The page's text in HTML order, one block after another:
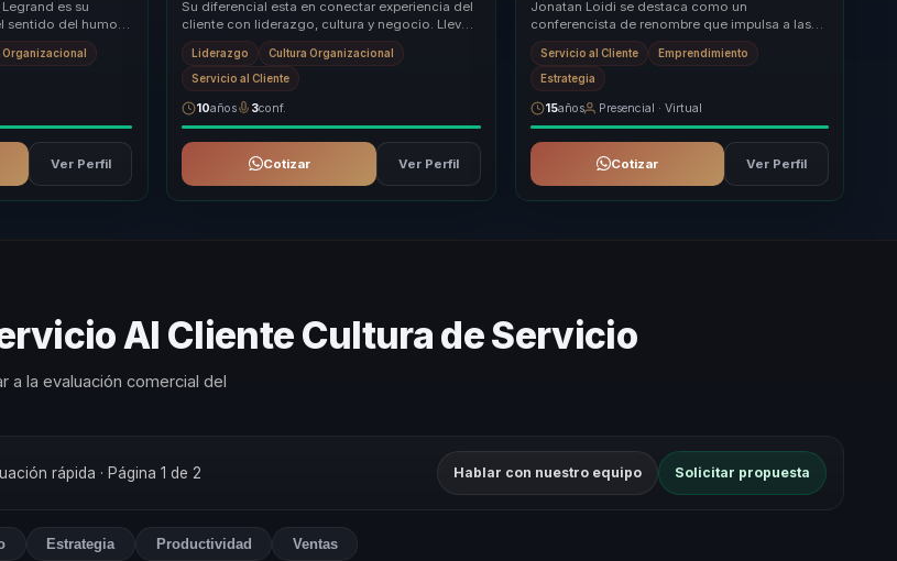
es su
sentido del humor
efectiva. Su
Organizacional
Ver Perfil
Su diferencial esta en conectar experiencia del
cliente con liderazgo, cultura y negocio. Lleva
la conversacion mas alla del servicio tra...
Liderazgo Cultura Organizacional
Servicio al Cliente
10años 3conf.
Cotizar Ver Perfil
Jonatan Loidi se destaca como un
conferencista de renombre que impulsa a las
empresas hacia modelos más sostenibles,
innovadores y orient...
Servicio al Cliente Emprendimiento
Estrategia
15años Presencial · Virtual
Cotizar Ver Perfil
Al Cliente Cultura de Servicio
a la evaluación comercial del
rápida · Página 1 de 2 Hablar con nuestro equipo Solicitar propuesta
Estrategia Productividad Ventas